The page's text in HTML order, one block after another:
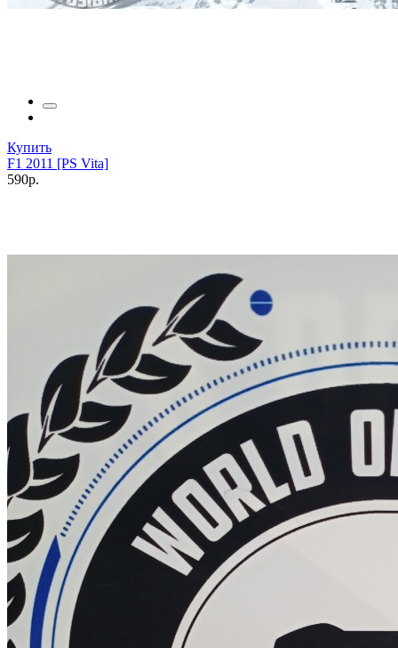
Купить
F1 2011 [PS Vita]
590р.